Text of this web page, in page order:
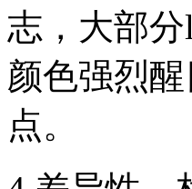
志，大部
颜色强烈
点。